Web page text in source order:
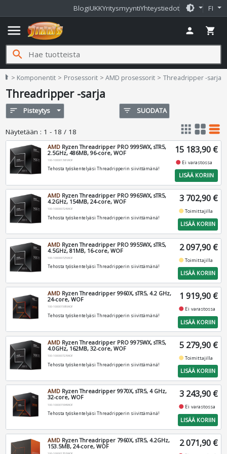
BlogiUKKYritysmyyntiYhteystiedot brightness_medium FI
menu person shopping_cart
search
home Jimms.fi
Komponentit Prosessorit AMD prosessorit Threadripper -sarja
Threadripper -sarja
sort Pisteytys filter_list SUODATA
Näytetään : 1 - 18 / 18 apps grid_view table_rows
AMD Ryzen Threadripper PRO 9995WX, sTR5,
2.5GHz, 486MB, 96-core, WOF
100-100001361WOF
Tehosta työskentelyäsi Threadripperin siivittämänä!
15 183,90 €
fiber_manual_record Ei varastossa
LISÄÄ KORIIN
AMD Ryzen Threadripper PRO 9965WX, sTR5,
4.2GHz, 154MB, 24-core, WOF
100-100000724WOF
Tehosta työskentelyäsi Threadripperin siivittämänä!
3 702,90 €
fiber_manual_recordToimittajilla
LISÄÄ KORIIN
AMD Ryzen Threadripper PRO 9955WX, sTR5,
4.5GHz, 81MB, 16-core, WOF
100-100000725WOF
Tehosta työskentelyäsi Threadripperin siivittämänä!
2 097,90 €
fiber_manual_recordToimittajilla
LISÄÄ KORIIN
AMD Ryzen Threadripper 9960X, sTR5, 4.2 GHz,
24-core, WOF
100-100001595WOF
Tehosta työskentelyäsi Threadripperin siivittämänä!
1 919,90 €
fiber_manual_record Ei varastossa
LISÄÄ KORIIN
AMD Ryzen Threadripper PRO 9975WX, sTR5,
4.0GHz, 162MB, 32-core, WOF
100-100000723WOF
Tehosta työskentelyäsi Threadripperin siivittämänä!
5 279,90 €
fiber_manual_recordToimittajilla
LISÄÄ KORIIN
AMD Ryzen Threadripper 9970X, sTR5, 4 GHz,
32-core, WOF
100-100001594WOF
Tehosta työskentelyäsi Threadripperin siivittämänä!
3 243,90 €
fiber_manual_record Ei varastossa
LISÄÄ KORIIN
AMD Ryzen Threadripper 7960X, sTR5, 4.2GHz,
153.5MB, 24-core, WOF
2 071,90 €